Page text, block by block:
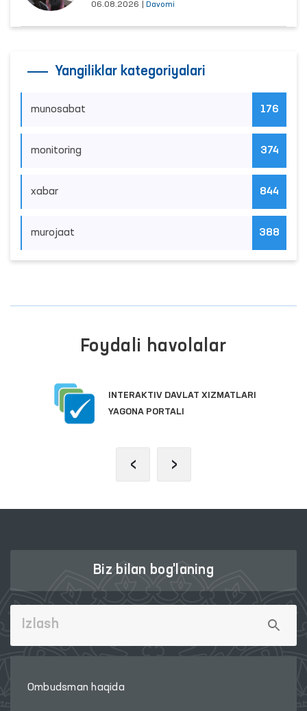
06.08.2026 Davomi
Yangiliklar kategoriyalari
munosabat 176
monitoring 374
xabar 844
murojaat 388
Foydali havolalar
INTERAKTIV DAVLAT XIZMATLARI
YAGONA PORTALI
‹ ›
Biz bilan bog'laning
Ombudsman haqida